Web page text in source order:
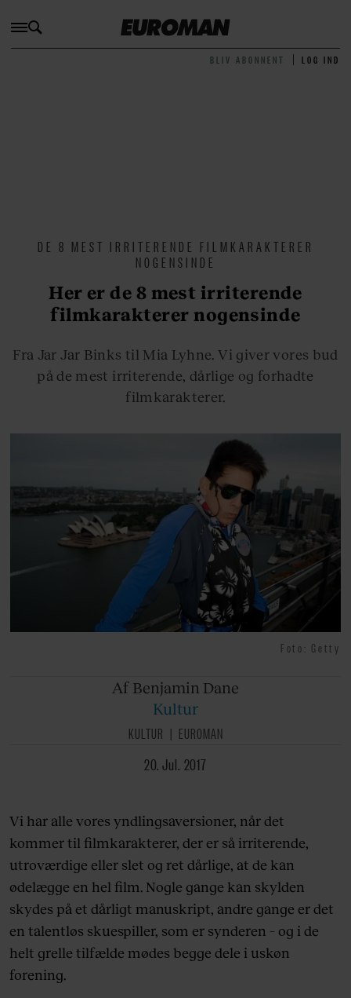
BLIV ABONNENT LOG IND
DE 8 MEST IRRITERENDE FILMKARAKTERER
NOGENSINDE
Her er de 8 mest irriterende
filmkarakterer nogensinde
Fra Jar Jar Binks til Mia Lyhne. Vi giver vores bud
på de mest irriterende, dårlige og forhadte
filmkarakterer.
Foto: Getty
Af Benjamin Dane
Kultur
KULTUR
EUROMAN
20. Jul. 2017
Vi har alle vores yndlingsaversioner, når det
kommer til filmkarakterer, der er så irriterende,
utroværdige eller slet og ret dårlige, at de kan
ødelægge en hel film. Nogle gange kan skylden
skydes på et dårligt manuskript, andre gange er det
en talentløs skuespiller, som er synderen – og i de
helt grelle tilfælde mødes begge dele i uskøn
forening.